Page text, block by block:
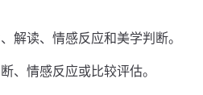
解读、情感反应和美学判断。
、情感反应或比较评估。